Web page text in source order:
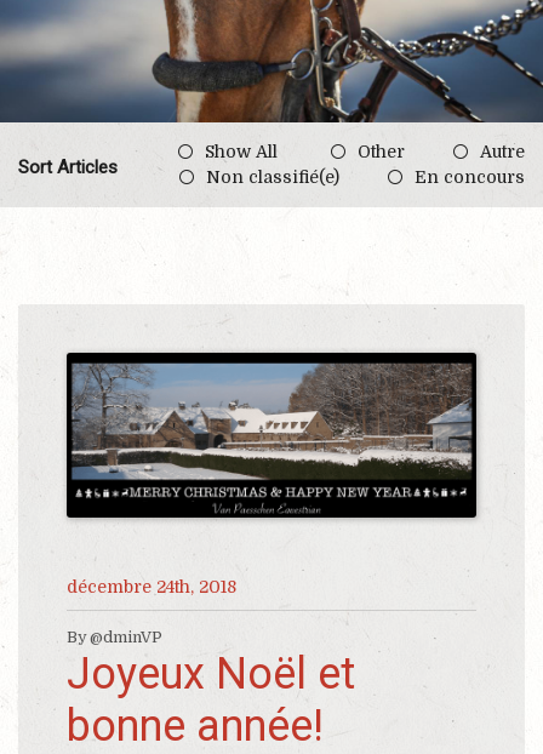
Sort Articles
Show All Other
Autre
Non classifié(e)
En concours
décembre 24th, 2018
By @dminVP
Joyeux Noël et
bonne année!